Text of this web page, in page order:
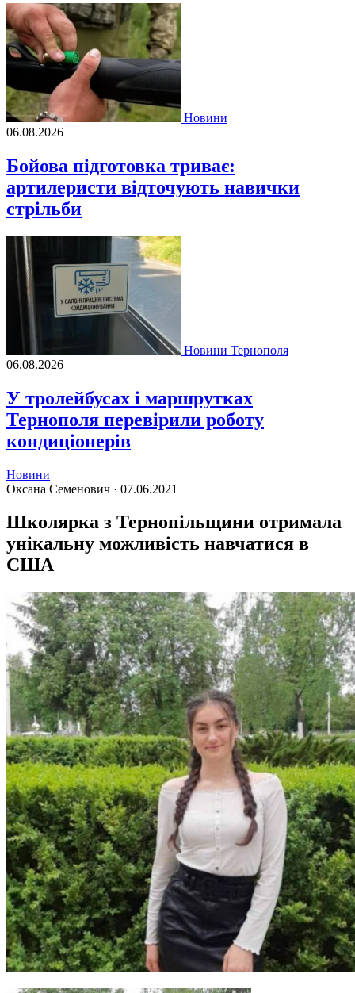
Новини
06.08.2026
Бойова підготовка триває:
артилеристи відточують навички
стрільби
Новини Тернополя
06.08.2026
У тролейбусах і маршрутках
Тернополя перевірили роботу
кондиціонерів
Новини
Оксана Семенович · 07.06.2021
Школярка з Тернопільщини отримала
унікальну можливість навчатися в
США